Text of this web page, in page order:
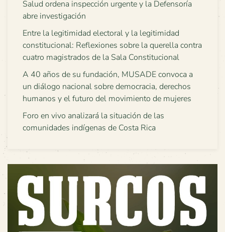
Salud ordena inspección urgente y la Defensoría
abre investigación
Entre la legitimidad electoral y la legitimidad
constitucional: Reflexiones sobre la querella contra
cuatro magistrados de la Sala Constitucional
A 40 años de su fundación, MUSADE convoca a
un diálogo nacional sobre democracia, derechos
humanos y el futuro del movimiento de mujeres
Foro en vivo analizará la situación de las
comunidades indígenas de Costa Rica